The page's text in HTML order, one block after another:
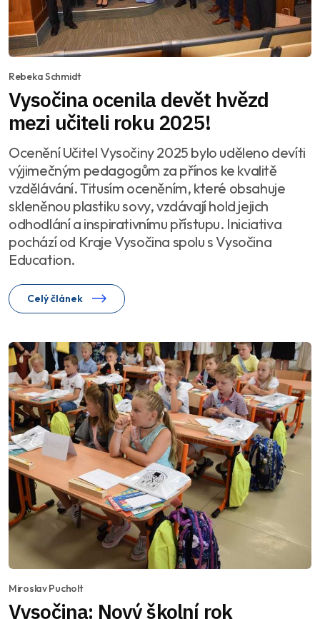
Rebeka Schmidt
Vysočina ocenila devět hvězd
mezi učiteli roku 2025!
Ocenění Učitel Vysočiny 2025 bylo uděleno devíti
výjimečným pedagogům za přínos ke kvalitě
vzdělávání. Titusím oceněním, které obsahuje
skleněnou plastiku sovy, vzdávají hold jejich
odhodlání a inspirativnímu přístupu. Iniciativa
pochází od Kraje Vysočina spolu s Vysočina
Education.
Celý článek
Miroslav Pucholt
Vysočina: Nový školní rok